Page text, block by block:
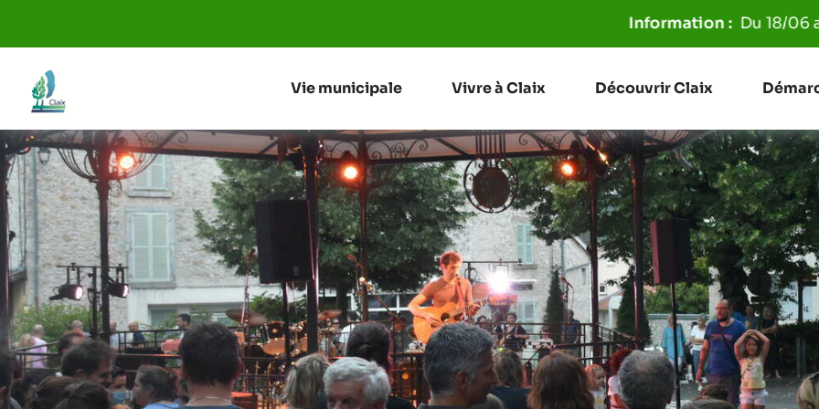
Du 18/06 au 31/08, les poubelles
Vie municipale Vivre à Claix Découvrir Claix